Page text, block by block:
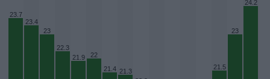
23.7
23.4
23
22.3
21.9
22
21.4 21.3
21.5
23
24.2